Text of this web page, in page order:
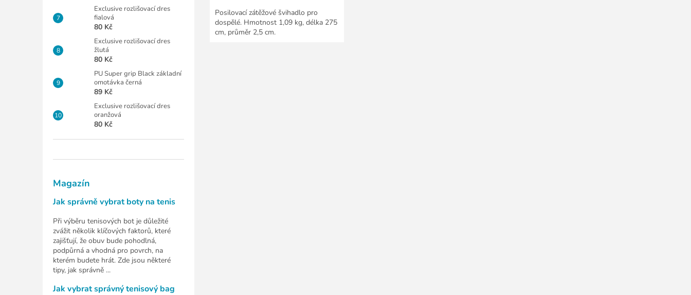
Exclusive rozlišovací dres
fialová
80 Kč
Exclusive rozlišovací dres
žlutá
80 Kč
PU Super grip Black základní
omotávka černá
89 Kč
Exclusive rozlišovací dres
oranžová
80 Kč
Magazín
Jak správně vybrat boty na tenis
Při výběru tenisových bot je důležité
zvážit několik klíčových faktorů, které
zajišťují, že obuv bude pohodlná,
podpůrná a vhodná pro povrch, na
kterém budete hrát. Zde jsou některé
tipy, jak správně ...
Jak vybrat správný tenisový bag
Posilovací zátěžové švihadlo pro
dospělé. Hmotnost 1,09 kg, délka 275
cm, průměr 2,5 cm.